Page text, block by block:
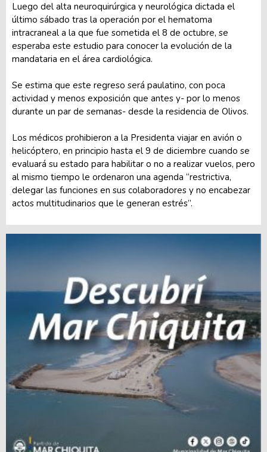
Luego del alta neuroquirúrgica y neurológica dictada el
último sábado tras la operación por el hematoma
intracraneal a la que fue sometida el 8 de octubre, se
esperaba este estudio para conocer la evolución de la
mandataria en el área cardiológica.
Se estima que este regreso será paulatino, con poca
actividad y menos exposición que antes y- por lo menos
durante un par de semanas- desde la residencia de Olivos.
Los médicos prohibieron a la Presidenta viajar en avión o
helicóptero, en principio hasta el 9 de diciembre cuando se
evaluará su estado para habilitar o no a realizar vuelos, pero
al mismo tiempo le ordenaron una agenda “restrictiva,
delegar las funciones en sus colaboradores y no encabezar
actos multitudinarios que le generan estrés”.